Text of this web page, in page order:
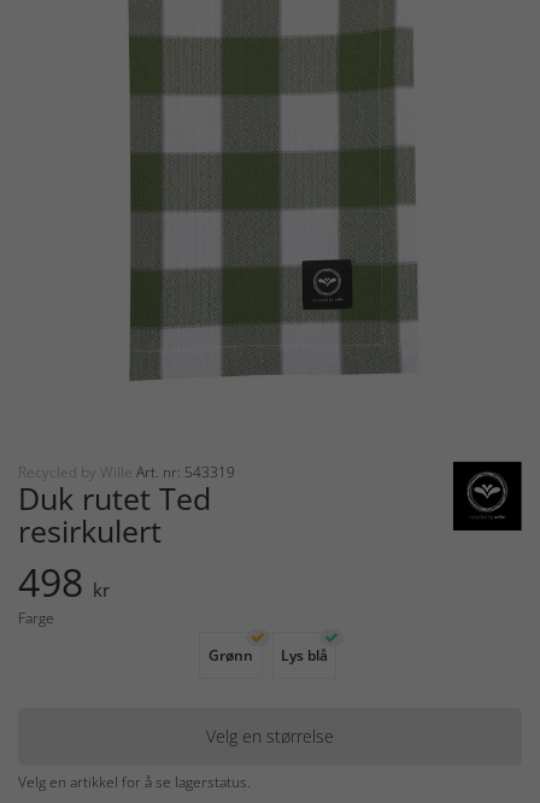
Recycled by Wille Art. nr: 543319
Duk rutet Ted
resirkulert
498 kr
Farge
Grønn
Lys blå
Velg en størrelse
Velg en artikkel for å se lagerstatus.